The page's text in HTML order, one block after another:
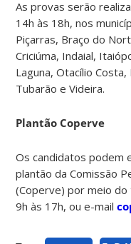
As provas serão
14h às 18h, nos
Piçarras, Braço do
Criciúma, Indaial,
Laguna, Otacílio
Tubarão e Videira.
Plantão Coperve
Os candidatos podem
plantão da Comissão
(Coperve) por meio
9h às 17h, ou e-mail